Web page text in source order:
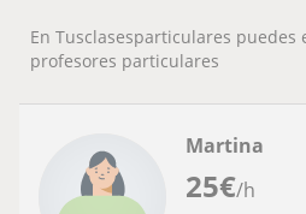
En Tusclasesparticulares
profesores particulares
25€/h
Martina